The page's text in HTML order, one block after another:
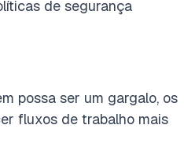
de segurança
possa ser um gargalo, os
fluxos de trabalho mais